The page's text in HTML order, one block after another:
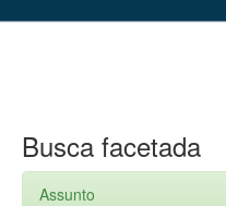
Busca facetada
Assunto